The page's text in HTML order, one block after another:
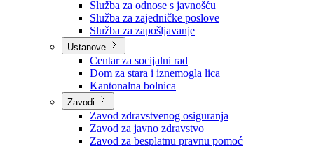
Službe
Služba za odnose s javnošću
Služba za zajedničke poslove
Služba za zapošljavanje
Ustanove
Centar za socijalni rad
Dom za stara i iznemogla lica
Kantonalna bolnica
Zavodi